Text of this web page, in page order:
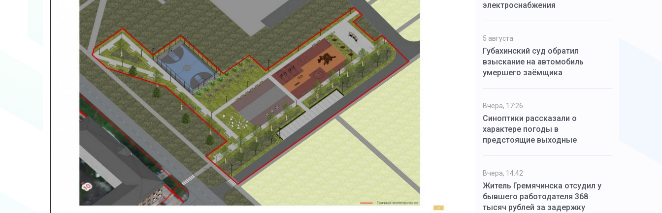
электроснабжения
5 августа
Губахинский суд обратил
взыскание на автомобиль
умершего заёмщика
Вчера, 17:26
Синоптики рассказали о
характере погоды в
предстоящие выходные
Вчера, 14:42
Житель Гремячинска отсудил у
бывшего работодателя 368
тысяч рублей за задержку